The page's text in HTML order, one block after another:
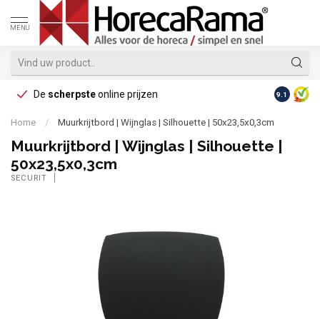
MENU
De scherpsteonline prijzen Op
9.1
Home / Muurkrijtbord | Wijnglas | Silhouette | 50x23,5x0,3cm
Muurkrijtbord | Wijnglas | Silhouette |
50x23,5x0,3cm
SECURIT